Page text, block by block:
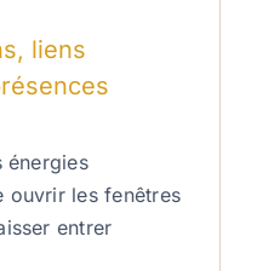
liens
énergies
ouvrir les fenêtres
entrer